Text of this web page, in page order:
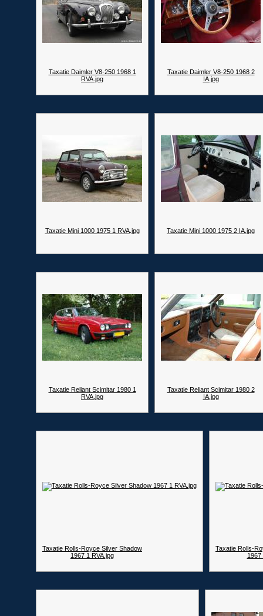
Taxatie Daimler V8-250 1968 1
RVA.jpg
Taxatie Daimler V8-250 1968 2
IA.jpg
Taxatie Mini 1000 1975 1 RVA.jpg Taxatie Mini 1000 1975 2 IA.jpg
Taxatie Reliant Scimitar 1980 1
RVA.jpg
Taxatie Reliant Scimitar 1980 2
IA.jpg
Taxatie Rolls-Royce Silver Shadow
1967 1 RVA.jpg
Taxatie Rolls-
1967